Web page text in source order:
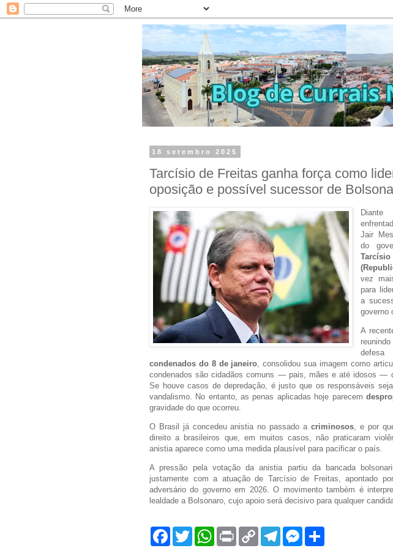
18 setembro 2025
Tarcísio de Freitas ganha força como
oposição e possível sucessor de
Jair
do
vez
para
a
governo
A
condenados do 8 de janeiro , consolidou sua imagem como
condenados são cidadãos comuns — pais, mães e até idosos —
Se houve casos de depredação, é justo que os responsáveis
vandalismo. No entanto, as penas aplicadas hoje parecem
gravidade do que ocorreu.
O Brasil já concedeu anistia no passado a criminosos, e por
direito a brasileiros que, em muitos casos, não praticaram
anistia aparece como uma medida plausível para pacificar o país.
A pressão pela votação da anistia partiu da bancada
justamente com a atuação de Tarcísio de Freitas, apontado
adversário do governo em 2026. O movimento também é
lealdade a Bolsonaro, cujo apoio será decisivo para qualquer
w
W